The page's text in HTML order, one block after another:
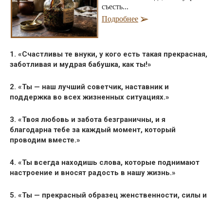
съесть...
Подробнее
1. «Счастливы те внуки, у кого есть такая прекрасная,
заботливая и мудрая бабушка, как ты!»
2. «Ты — наш лучший советчик, наставник и
поддержка во всех жизненных ситуациях.»
3. «Твоя любовь и забота безграничны, и я
благодарна тебе за каждый момент, который
проводим вместе.»
4. «Ты всегда находишь слова, которые поднимают
настроение и вносят радость в нашу жизнь.»
5. «Ты — прекрасный образец женственности, силы и